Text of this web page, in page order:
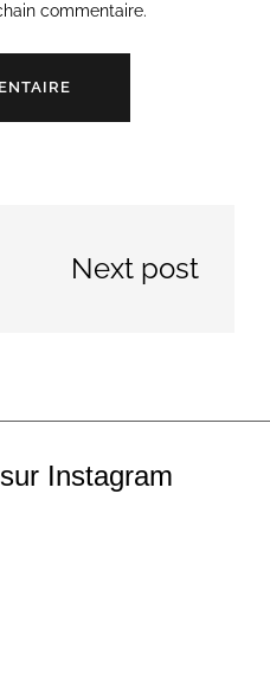
commentaire.
Next post
Instagram